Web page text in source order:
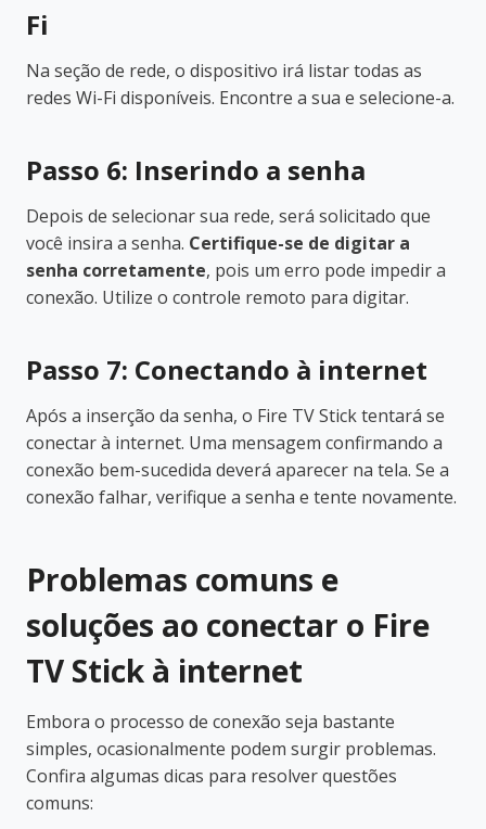
Fi
Na seção de rede, o dispositivo irá listar todas as
redes Wi-Fi disponíveis. Encontre a sua e selecione-a.
Passo 6: Inserindo a senha
Depois de selecionar sua rede, será solicitado que
você insira a senha. Certifique-se de digitar a
senha corretamente, pois um erro pode impedir a
conexão. Utilize o controle remoto para digitar.
Passo 7: Conectando à internet
Após a inserção da senha, o Fire TV Stick tentará se
conectar à internet. Uma mensagem confirmando a
conexão bem-sucedida deverá aparecer na tela. Se a
conexão falhar, verifique a senha e tente novamente.
Problemas comuns e
soluções ao conectar o Fire
TV Stick à internet
Embora o processo de conexão seja bastante
simples, ocasionalmente podem surgir problemas.
Confira algumas dicas para resolver questões
comuns: